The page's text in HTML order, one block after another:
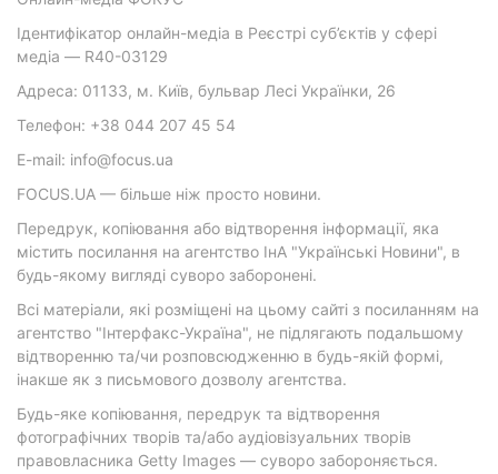
Ідентифікатор онлайн-медіа в Реєстрі суб’єктів у сфері
медіа — R40-03129
Адреса: 01133, м. Київ, бульвар Лесі Українки, 26
Телефон: +38 044 207 45 54
E-mail: info@focus.ua
FOCUS.UA — більше ніж просто новини.
Передрук, копіювання або відтворення інформації, яка
містить посилання на агентство ІнА "Українські Новини", в
будь-якому вигляді суворо заборонені.
Всі матеріали, які розміщені на цьому сайті з посиланням на
агентство "Інтерфакс-Україна", не підлягають подальшому
відтворенню та/чи розповсюдженню в будь-якій формі,
інакше як з письмового дозволу агентства.
Будь-яке копіювання, передрук та відтворення
фотографічних творів та/або аудіовізуальних творів
правовласника Getty Images — суворо забороняється.